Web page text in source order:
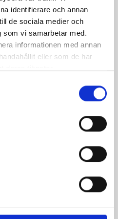
identifierare och annan
de sociala medier och
som vi samarbetar med.
informationen med annan
eller som de har
Caesarsallad med
grillad kyckling